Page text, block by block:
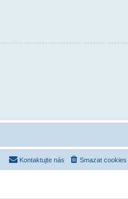
Smazat cookies
Kontaktujte nás